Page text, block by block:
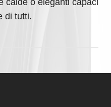
di tutti.